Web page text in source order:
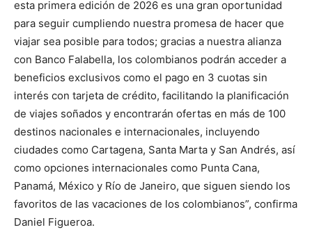
esta primera edición de 2026 es una gran oportunidad
para seguir cumpliendo nuestra promesa de hacer que
viajar sea posible para todos; gracias a nuestra alianza
con Banco Falabella, los colombianos podrán acceder a
beneficios exclusivos como el pago en 3 cuotas sin
interés con tarjeta de crédito, facilitando la planificación
de viajes soñados y encontrarán ofertas en más de 100
destinos nacionales e internacionales, incluyendo
ciudades como Cartagena, Santa Marta y San Andrés, así
como opciones internacionales como Punta Cana,
Panamá, México y Río de Janeiro, que siguen siendo los
favoritos de las vacaciones de los colombianos”, confirma
Daniel Figueroa.